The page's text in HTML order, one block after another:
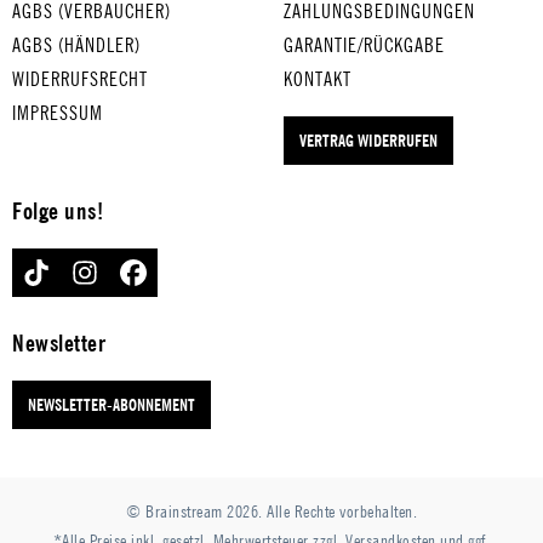
Schlüssel und
Co.
Schlüssel und
Co.
Co.
AGBS (VERBAUCHER)
AGBS (HÄNDLER)
WIDERRUFSRECHT
IMPRESSUM
ZAHLUNGSBEDINGUNGEN
GARANTIE/RÜCKGABE
KONTAKT
VERTRAG WIDERRUFEN
Folge uns!
TIKTOK INSTAGRAMFACEBOOK
Newsletter
NEWSLETTER-ABONNEMENT
© Brainstream 2026. Alle Rechte vorbehalten.